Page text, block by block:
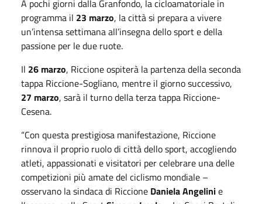
A pochi giorni dalla Granfondo, la cicloamatoriale in
programma il 23 marzo, la città si prepara a vivere
un’intensa settimana all’insegna dello sport e della
passione per le due ruote.
Il 26 marzo, Riccione ospiterà la partenza della seconda
tappa Riccione-Sogliano, mentre il giorno successivo,
27 marzo, sarà il turno della terza tappa Riccione-
Cesena.
“Con questa prestigiosa manifestazione, Riccione
rinnova il proprio ruolo di città dello sport, accogliendo
atleti, appassionati e visitatori per celebrare una delle
competizioni più amate del ciclismo mondiale –
osservano la sindaca di Riccione Daniela Angelinie